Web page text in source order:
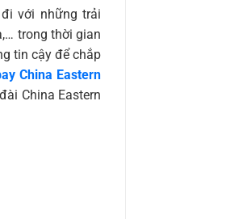
với những trải
trong thời gian
tin cậy để chắp
China Eastern
China Eastern